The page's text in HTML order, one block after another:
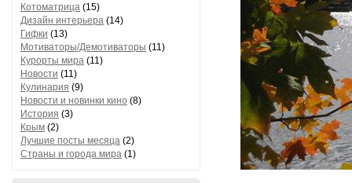
Котоматрица (15)
Дизайн интерьера (14)
Гифки (13)
Мотиваторы/Демотиваторы (11)
Курорты мира (11)
Новости (11)
Кулинария (9)
Новости и новинки кино (8)
История (3)
Крым (2)
Лучшие посты месяца (2)
Страны и города мира (1)